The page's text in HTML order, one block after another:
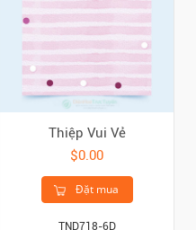
Thiệp Vui Vẻ
$0.00
Đặt mua
TND718-6D